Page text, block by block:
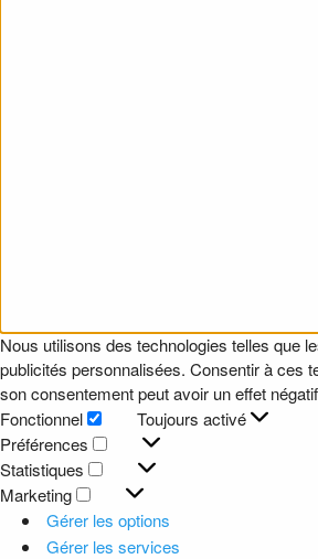
Nous utilisons des technologies telles que
publicités personnalisées. Consentir à ces
son consentement peut avoir un effet
Fonctionnel
Fonctionnel
Toujours activé
Préférences
Préférences
Statistiques
Statistiques
Marketing
Marketing
Gérer les options
Gérer les services